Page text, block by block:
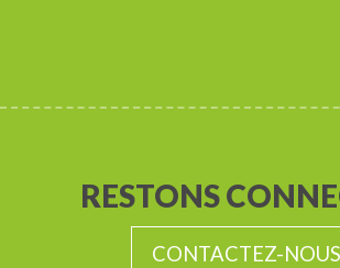
RESTONS
CONTACTEZ-NOUS